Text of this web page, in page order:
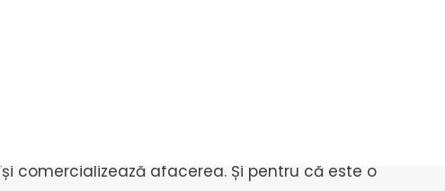
de nuntă presupune să te dedici exact ca unui
aproape în fiecare zi a săptămânii. Suprinzător?!
fotografii, se întâlnesc cu clienții, creează
comercializează afacerea. Și pentru că este o